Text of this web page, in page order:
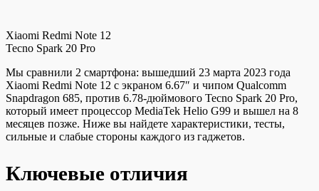
Xiaomi Redmi Note 12
Tecno Spark 20 Pro
Мы сравнили 2 смартфона: вышедший 23 марта 2023 года
Xiaomi Redmi Note 12 с экраном 6.67″ и чипом Qualcomm
Snapdragon 685, против 6.78-дюймового Tecno Spark 20 Pro,
который имеет процессор MediaTek Helio G99 и вышел на 8
месяцев позже. Ниже вы найдете характеристики, тесты,
сильные и слабые стороны каждого из гаджетов.
Ключевые отличия